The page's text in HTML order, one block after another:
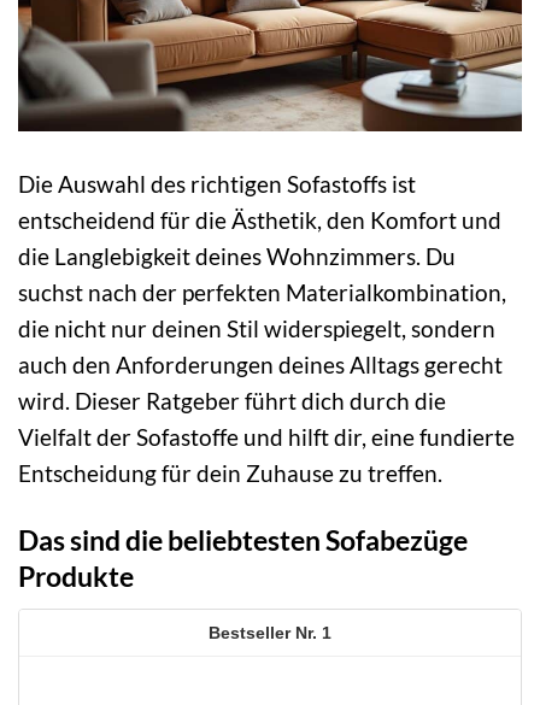
Die Auswahl des richtigen Sofastoffs ist
entscheidend für die Ästhetik, den Komfort und
die Langlebigkeit deines Wohnzimmers. Du
suchst nach der perfekten Materialkombination,
die nicht nur deinen Stil widerspiegelt, sondern
auch den Anforderungen deines Alltags gerecht
wird. Dieser Ratgeber führt dich durch die
Vielfalt der Sofastoffe und hilft dir, eine fundierte
Entscheidung für dein Zuhause zu treffen.
Das sind die beliebtesten Sofabezüge
Produkte
1